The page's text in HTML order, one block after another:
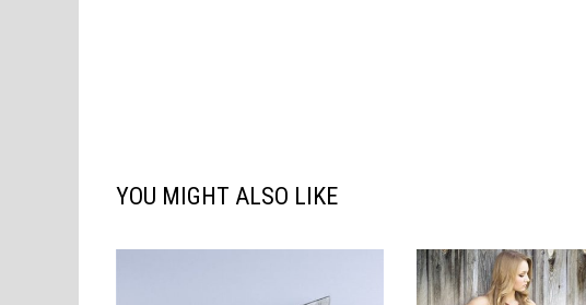
YOU MIGHT ALSO LIKE